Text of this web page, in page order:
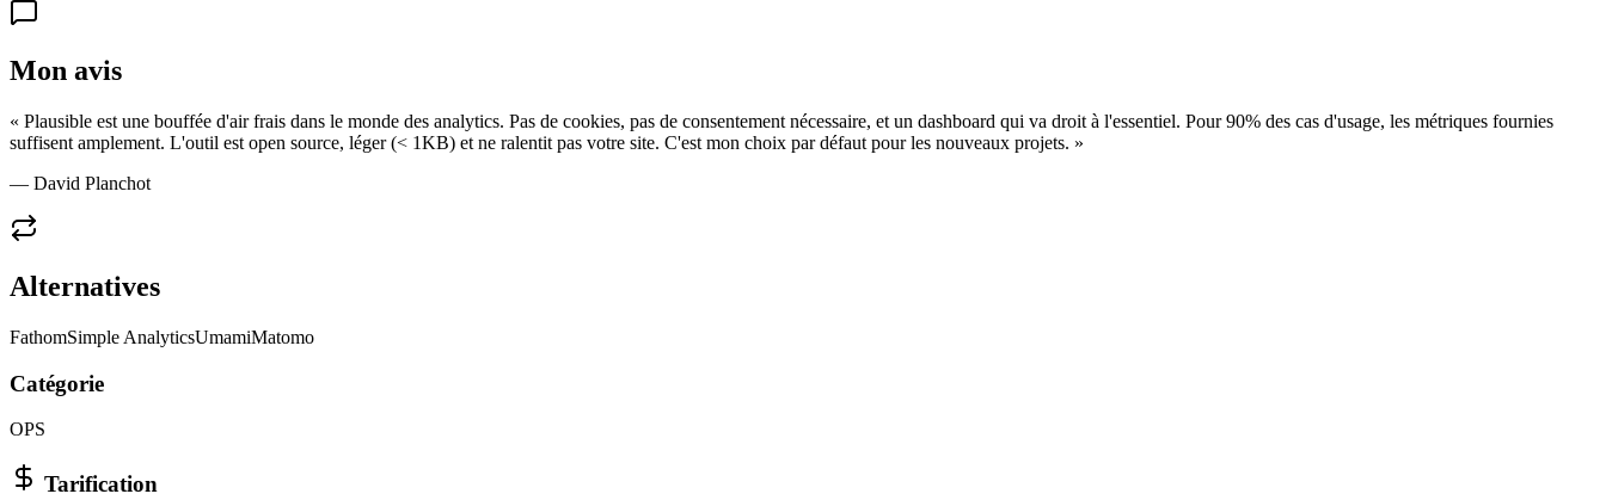
Mon avis
« Plausible est une bouffée d'air frais dans le monde des analytics. Pas de cookies, pas de consentement nécessaire, et un dashboard qui va droit à l'essentiel. Pour 90% des cas d'usage, les métriques fournies
suffisent amplement. L'outil est open source, léger (< 1KB) et ne ralentit pas votre site. C'est mon choix par défaut pour les nouveaux projets. »
— David Planchot
Alternatives
FathomSimple AnalyticsUmamiMatomo
Catégorie
OPS
Tarification